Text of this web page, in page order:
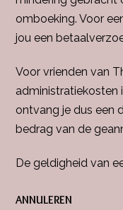
omboeking. Voor
jou een
Voor vrienden van
administratiekosten
ontvang je dus een
bedrag van de
De geldigheid van
ANNULEREN